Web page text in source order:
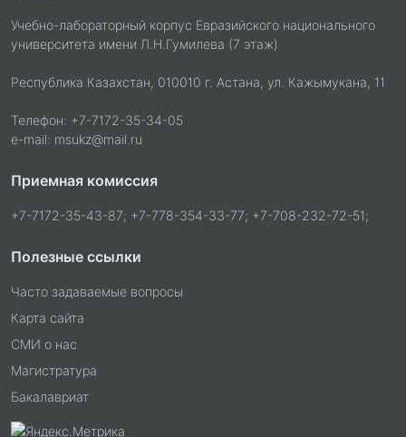
Учебно-лабораторный корпус Евразийского национального
университета имени Л.Н.Гумилева (7 этаж)
Республика Казахстан, 010010 г. Астана, ул. Кажымукана, 11
Телефон: +7-7172-35-34-05
e-mail: msukz@mail.ru
Приемная комиссия
+7-7172-35-43-87; +7-778-354-33-77; +7-708-232-72-51;
Полезные ссылки
Часто задаваемые вопросы
Карта сайта
СМИ о нас
Магистратура
Бакалавриат